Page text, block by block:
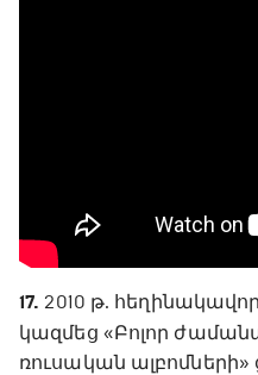
17. 2010 թ.
կազմեց «Բոլոր
ռուսական